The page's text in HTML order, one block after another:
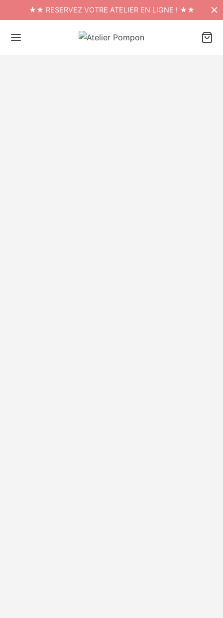
★★ RESERVEZ VOTRE ATELIER EN LIGNE ! ★★